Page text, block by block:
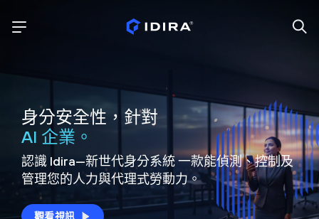
身分安全性，針對
AI 企業。
認識 Idira—新世代身分系統一款能偵測、控制及
管理您的人力與代理式勞動力。
觀看視訊